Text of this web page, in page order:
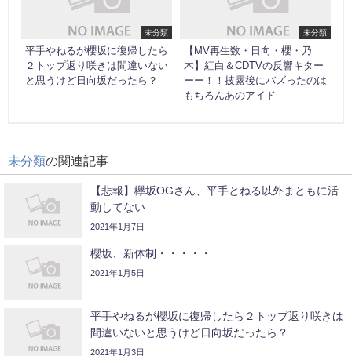
未分類
平手やねるが櫻坂に復帰したら
２トップ返り咲きは間違いない
と思うけど日向坂だったら？
未分類
【MV再生数・日向・櫻・乃
木】紅白＆CDTVの反響キター
ーー！！披露後にバズったのは
もちろんあのアイド
未分類の関連記事
【悲報】欅坂OGさん、平手とねる以外まともに活
動してない
2021年1月7日
櫻坂、新体制・・・・・
2021年1月5日
平手やねるが櫻坂に復帰したら２トップ返り咲きは
間違いないと思うけど日向坂だったら？
2021年1月3日